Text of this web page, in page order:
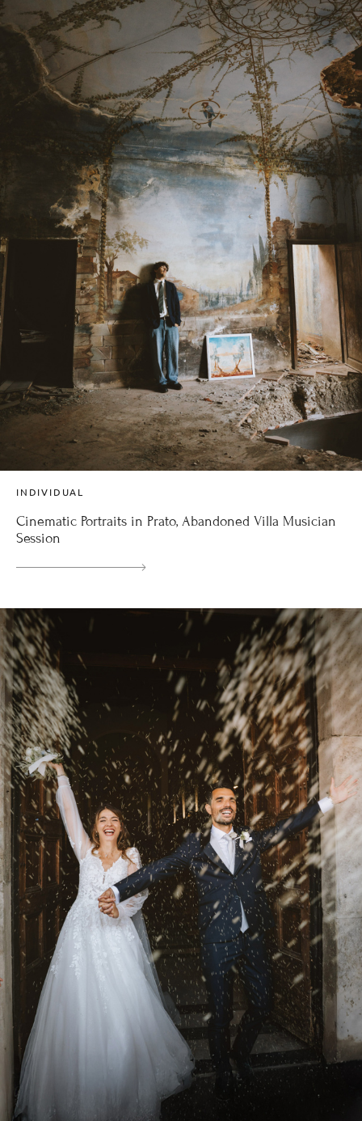
INDIVIDUAL
Cinematic Portraits in Prato, Abandoned Villa Musician
Session